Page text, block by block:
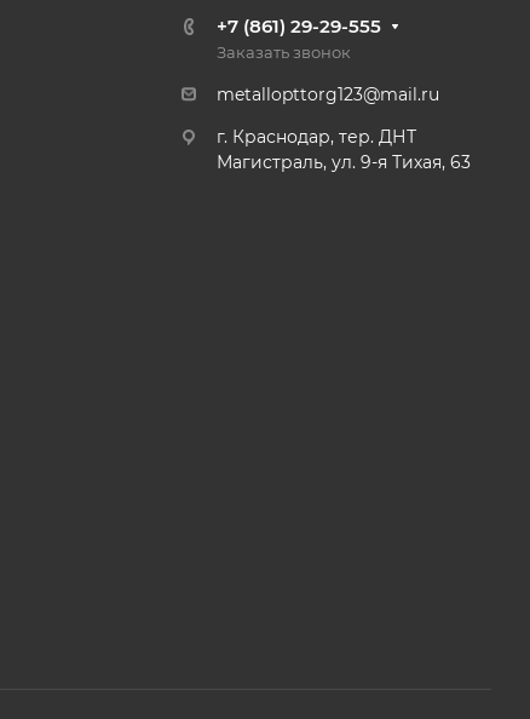
+7 (861) 29-29-555
Заказать звонок
metallopttorg123@mail.ru
г. Краснодар, тер. ДНТ
Магистраль, ул. 9-я Тихая, 63